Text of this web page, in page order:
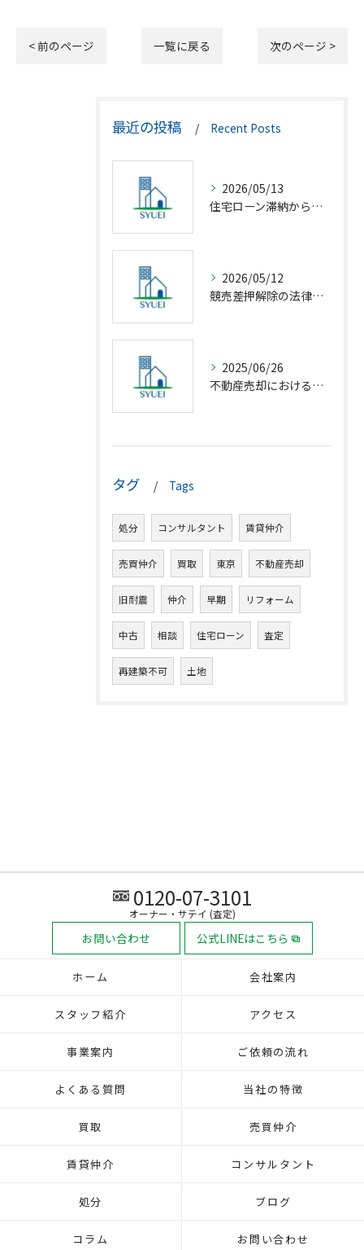
< 前のページ 一覧に戻る 次のページ >
最近の投稿 Recent Posts
2026/05/13
住宅ローン滞納から競売回避の解決策
2026/05/12
競売差押解除の法律相談完全解説
2025/06/26
不動産売却における仲介の基礎知識
タグ Tags
処分 コンサルタント 賃貸仲介
売買仲介 買取 東京 不動産売却
旧耐震 仲介 早期 リフォーム
中古 相談 住宅ローン 査定
再建築不可 土地
0120-07-3101
オーナー・サテイ (査定)
お問い合わせ 公式LINEはこちら
ホーム 会社案内
スタッフ紹介 アクセス
事業案内 ご依頼の流れ
よくある質問 当社の特徴
買取 売買仲介
賃貸仲介 コンサルタント
処分 ブログ
コラム お問い合わせ